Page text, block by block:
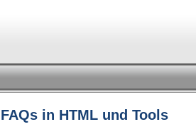
FAQs in HTML und Tools